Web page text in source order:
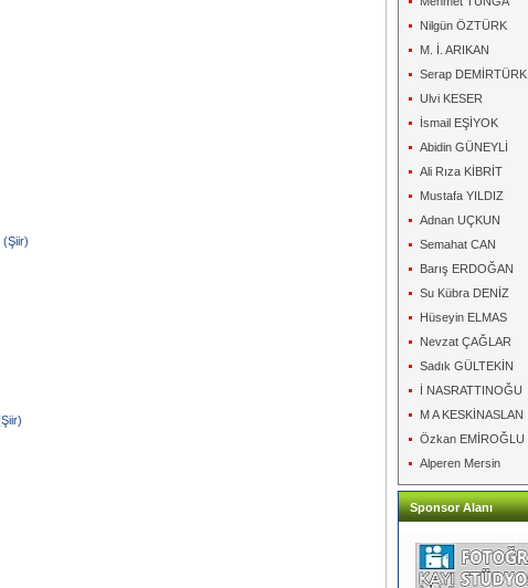
(Şiir)
Nilgün ÖZTÜRK
M. İ. ARIKAN
Serap DEMİRTÜRK
Ulvi KESER
İsmail EŞİYOK
Abidin GÜNEYLİ
Ali Rıza KİBRİT
Mustafa YILDIZ
Adnan UÇKUN
Semahat CAN
Barış ERDOĞAN
Su Kübra DENİZ
Hüseyin ELMAS
Nevzat ÇAĞLAR
Sadık GÜLTEKİN
İ NASRATTINOĞU
M A KESKİNASLAN
Özkan EMİROĞLU
Alperen Mersin
Sponsor Alanı